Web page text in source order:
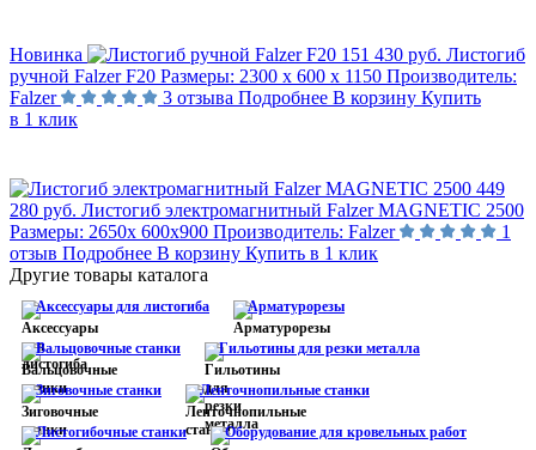
Новинка 151 430 руб. Листогиб
ручной Falzer F20 Размеры: 2300 х 600 х 1150 Производитель:
Falzer
3 отзыва Подробнее В корзину Купить
в 1 клик
449
280 руб. Листогиб электромагнитный Falzer MAGNETIC 2500
Размеры: 2650х 600х900 Производитель: Falzer
1
отзыв Подробнее В корзину Купить в 1 клик
Другие товары каталога
Аксессуары для листогиба Арматурорезы
Вальцовочные станки Гильотины для резки металла
Зиговочные станки Ленточнопильные станки
Листогибочные станки Оборудование для кровельных работ